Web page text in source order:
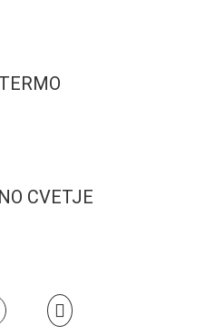
TERMO
CVETJE